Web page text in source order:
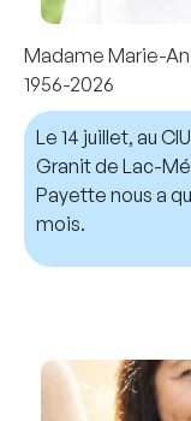
Madame Marie-
1956-2026
Le 14 juillet, au
Granit de Lac-
Payette nous a
mois.